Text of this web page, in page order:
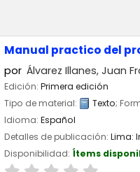
Manual practico del
por Álvarez Illanes, Juan
Edición: Primera edición
Tipo de material:
Texto;
Idioma: Español
Detalles de publicación: Lima:
Disponibilidad: Ítems